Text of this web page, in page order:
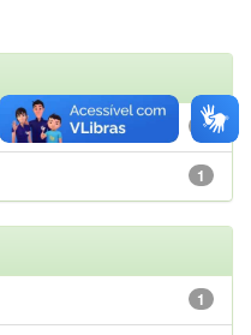
1
1
1